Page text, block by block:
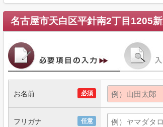
名古屋市天白区平針南2丁目1205
必須
お名前
任意
フリガナ